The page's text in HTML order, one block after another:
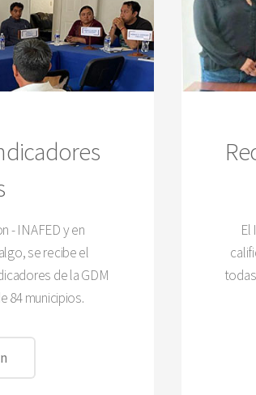
- INAFED y en
se recibe el
de la GDM
84 municipios.
El